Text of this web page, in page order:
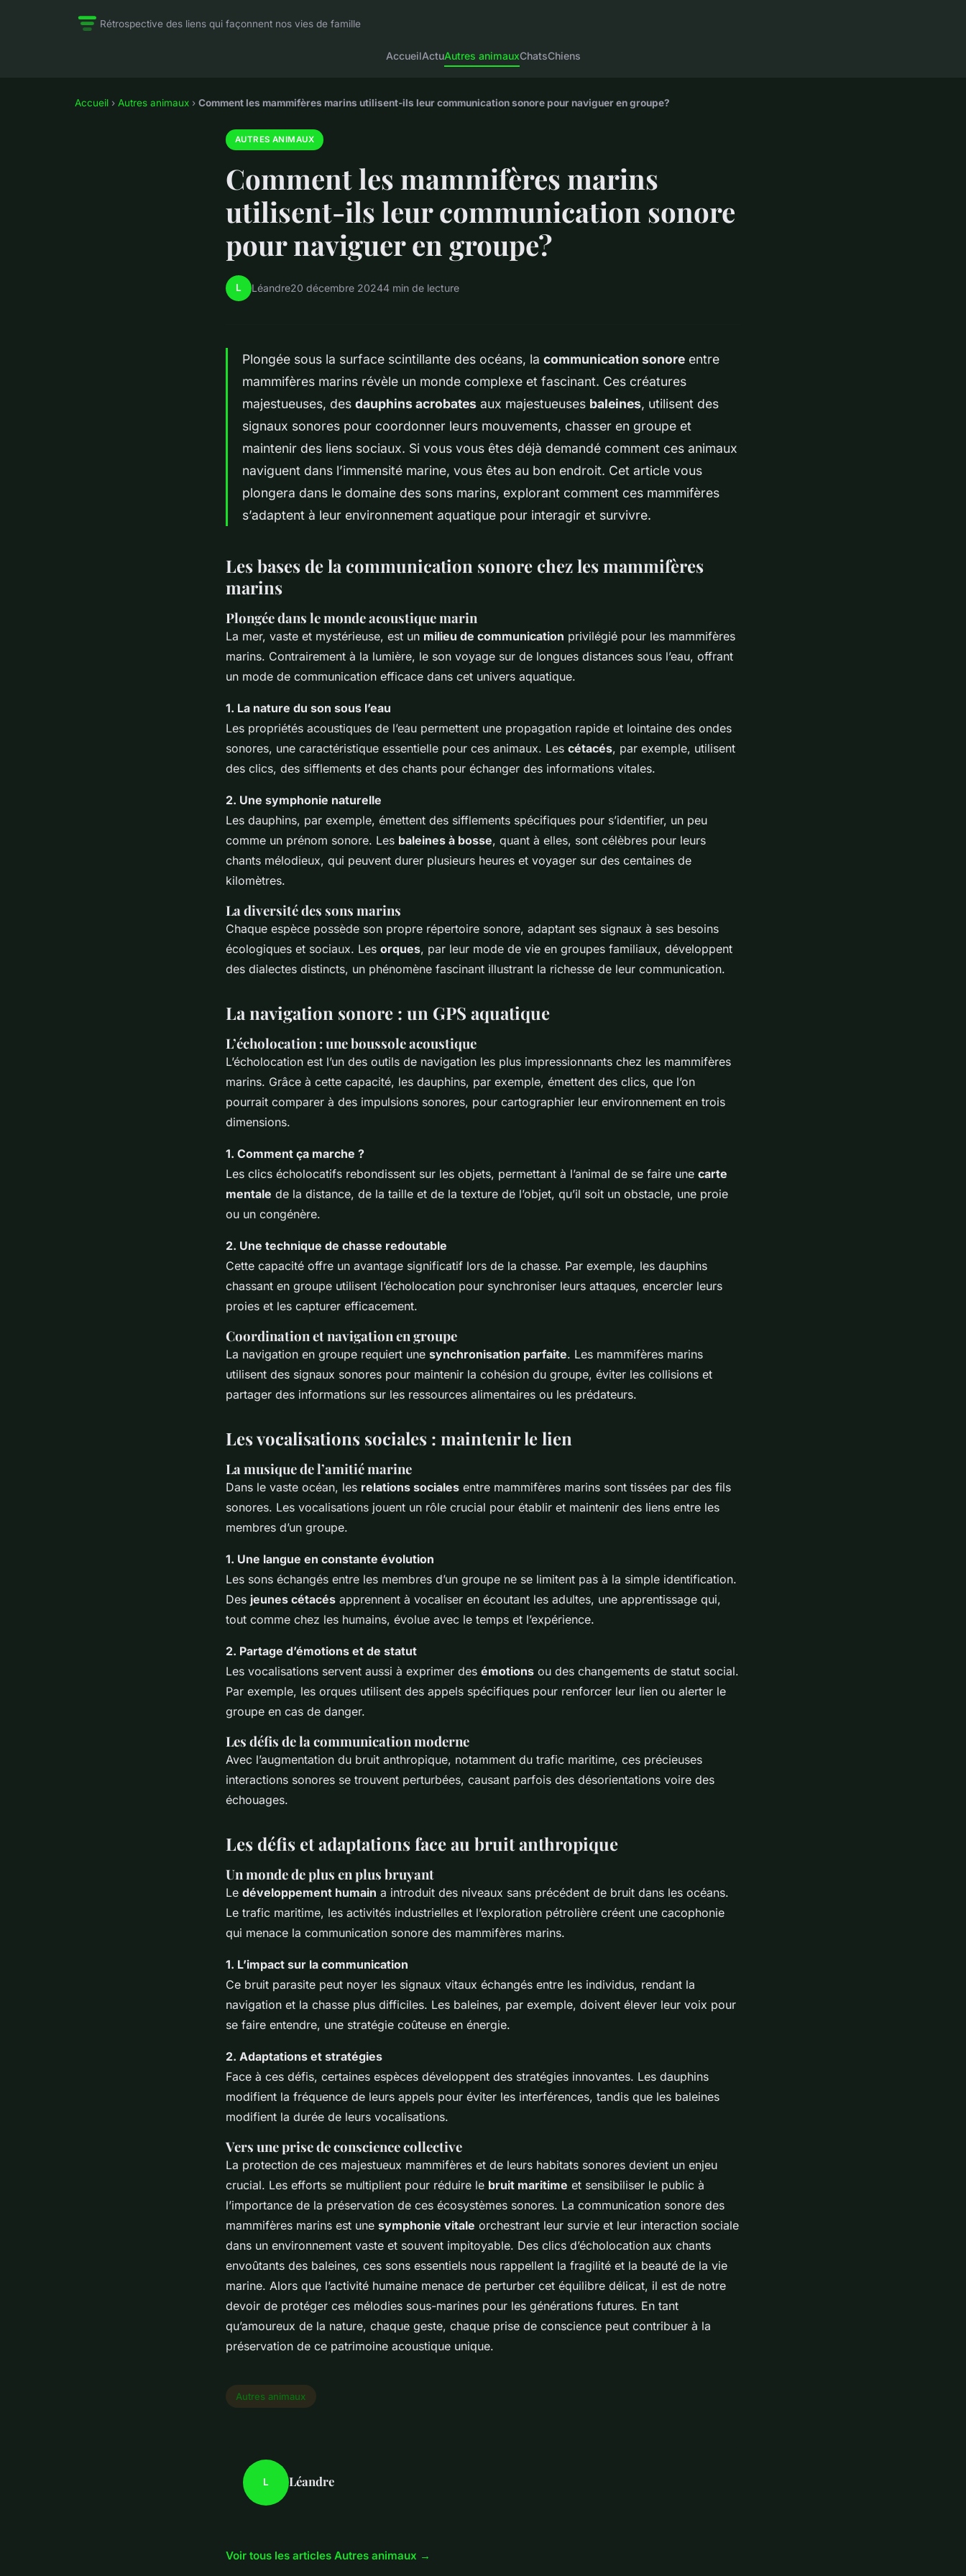
Rétrospective des liens qui façonnent nos vies de famille
AccueilActuAutres animauxChatsChiens
Accueil › Autres animaux › Comment les mammifères marins utilisent-ils leur communication sonore pour naviguer en groupe?
AUTRES ANIMAUX
Comment les mammifères marins
utilisent-ils leur communication sonore
pour naviguer en groupe?
L Léandre20 décembre 20244 min de lecture
Plongée sous la surface scintillante des océans, la communication sonore entre
mammifères marins révèle un monde complexe et fascinant. Ces créatures
majestueuses, des dauphins acrobates aux majestueuses baleines, utilisent des
signaux sonores pour coordonner leurs mouvements, chasser en groupe et
maintenir des liens sociaux. Si vous vous êtes déjà demandé comment ces animaux
naviguent dans l’immensité marine, vous êtes au bon endroit. Cet article vous
plongera dans le domaine des sons marins, explorant comment ces mammifères
s’adaptent à leur environnement aquatique pour interagir et survivre.
Les bases de la communication sonore chez les mammifères
marins
Plongée dans le monde acoustique marin
La mer, vaste et mystérieuse, est un milieu de communication privilégié pour les mammifères
marins. Contrairement à la lumière, le son voyage sur de longues distances sous l’eau, offrant
un mode de communication efficace dans cet univers aquatique.
1. La nature du son sous l’eau
Les propriétés acoustiques de l’eau permettent une propagation rapide et lointaine des ondes
sonores, une caractéristique essentielle pour ces animaux. Les cétacés, par exemple, utilisent
des clics, des sifflements et des chants pour échanger des informations vitales.
2. Une symphonie naturelle
Les dauphins, par exemple, émettent des sifflements spécifiques pour s’identifier, un peu
comme un prénom sonore. Les baleines à bosse, quant à elles, sont célèbres pour leurs
chants mélodieux, qui peuvent durer plusieurs heures et voyager sur des centaines de
kilomètres.
La diversité des sons marins
Chaque espèce possède son propre répertoire sonore, adaptant ses signaux à ses besoins
écologiques et sociaux. Les orques, par leur mode de vie en groupes familiaux, développent
des dialectes distincts, un phénomène fascinant illustrant la richesse de leur communication.
La navigation sonore : un GPS aquatique
L’écholocation : une boussole acoustique
L’écholocation est l’un des outils de navigation les plus impressionnants chez les mammifères
marins. Grâce à cette capacité, les dauphins, par exemple, émettent des clics, que l’on
pourrait comparer à des impulsions sonores, pour cartographier leur environnement en trois
dimensions.
1. Comment ça marche ?
Les clics écholocatifs rebondissent sur les objets, permettant à l’animal de se faire une carte
mentale de la distance, de la taille et de la texture de l’objet, qu’il soit un obstacle, une proie
ou un congénère.
2. Une technique de chasse redoutable
Cette capacité offre un avantage significatif lors de la chasse. Par exemple, les dauphins
chassant en groupe utilisent l’écholocation pour synchroniser leurs attaques, encercler leurs
proies et les capturer efficacement.
Coordination et navigation en groupe
La navigation en groupe requiert une synchronisation parfaite. Les mammifères marins
utilisent des signaux sonores pour maintenir la cohésion du groupe, éviter les collisions et
partager des informations sur les ressources alimentaires ou les prédateurs.
Les vocalisations sociales : maintenir le lien
La musique de l’amitié marine
Dans le vaste océan, les relations sociales entre mammifères marins sont tissées par des fils
sonores. Les vocalisations jouent un rôle crucial pour établir et maintenir des liens entre les
membres d’un groupe.
1. Une langue en constante évolution
Les sons échangés entre les membres d’un groupe ne se limitent pas à la simple identification.
Des jeunes cétacés apprennent à vocaliser en écoutant les adultes, une apprentissage qui,
tout comme chez les humains, évolue avec le temps et l’expérience.
2. Partage d’émotions et de statut
Les vocalisations servent aussi à exprimer des émotions ou des changements de statut social.
Par exemple, les orques utilisent des appels spécifiques pour renforcer leur lien ou alerter le
groupe en cas de danger.
Les défis de la communication moderne
Avec l’augmentation du bruit anthropique, notamment du trafic maritime, ces précieuses
interactions sonores se trouvent perturbées, causant parfois des désorientations voire des
échouages.
Les défis et adaptations face au bruit anthropique
Un monde de plus en plus bruyant
Le développement humain a introduit des niveaux sans précédent de bruit dans les océans.
Le trafic maritime, les activités industrielles et l’exploration pétrolière créent une cacophonie
qui menace la communication sonore des mammifères marins.
1. L’impact sur la communication
Ce bruit parasite peut noyer les signaux vitaux échangés entre les individus, rendant la
navigation et la chasse plus difficiles. Les baleines, par exemple, doivent élever leur voix pour
se faire entendre, une stratégie coûteuse en énergie.
2. Adaptations et stratégies
Face à ces défis, certaines espèces développent des stratégies innovantes. Les dauphins
modifient la fréquence de leurs appels pour éviter les interférences, tandis que les baleines
modifient la durée de leurs vocalisations.
Vers une prise de conscience collective
La protection de ces majestueux mammifères et de leurs habitats sonores devient un enjeu
crucial. Les efforts se multiplient pour réduire le bruit maritime et sensibiliser le public à
l’importance de la préservation de ces écosystèmes sonores. La communication sonore des
mammifères marins est une symphonie vitale orchestrant leur survie et leur interaction sociale
dans un environnement vaste et souvent impitoyable. Des clics d’écholocation aux chants
envoûtants des baleines, ces sons essentiels nous rappellent la fragilité et la beauté de la vie
marine. Alors que l’activité humaine menace de perturber cet équilibre délicat, il est de notre
devoir de protéger ces mélodies sous-marines pour les générations futures. En tant
qu’amoureux de la nature, chaque geste, chaque prise de conscience peut contribuer à la
préservation de ce patrimoine acoustique unique.
Autres animaux
L Léandre
Voir tous les articles Autres animaux →